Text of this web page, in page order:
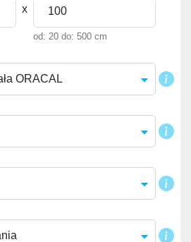
x
od: 20 do: 500 cm
ORACAL